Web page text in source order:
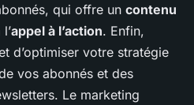
qui offre un contenu
appel à l’action. Enfin,
d’optimiser votre stratégie
vos abonnés et des
Le marketing